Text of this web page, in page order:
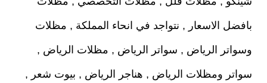
بافضل الاسعار , نتواجد في انحاء المملكة , مظلات
وسواتر الرياض , سواتر الرياض , مظلات الرياض ,
سواتر ومظلات الرياض , هناجر الرياض , بيوت شعر ,